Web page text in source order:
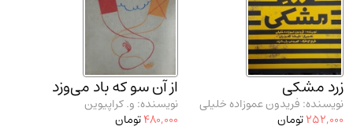
زرد مشکی
نویسنده: فریدون عموزاده خلیلی
252,000تومان
از آن سو که باد می‌وزد
نویسنده: و. کراپیوین
480,000تومان